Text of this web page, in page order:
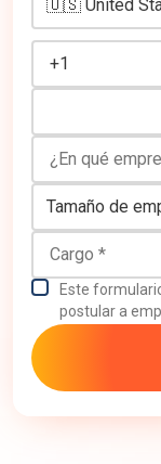
¿En qué empresa
Tamaño de
Cargo
Este
postular a